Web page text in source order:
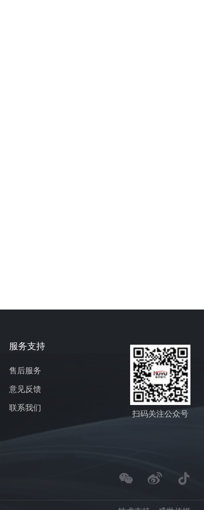
服务支持
售后服务
意见反馈
联系我们
扫码关注公众号